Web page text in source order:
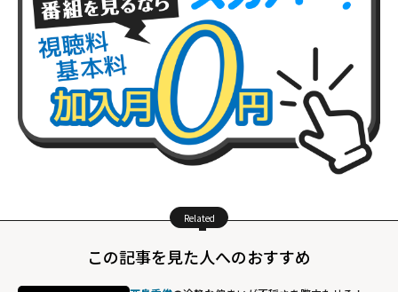
Related
この記事を見た人へのおすすめ